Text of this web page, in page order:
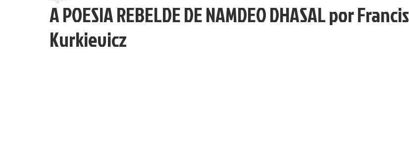
VOLUME 6 NÚMERO 1 - 2021 VOLUME 7 NÚMERO 1 - 2022
A POESIA REBELDE DE NAMDEO DHASAL por Francis
Kurkievicz